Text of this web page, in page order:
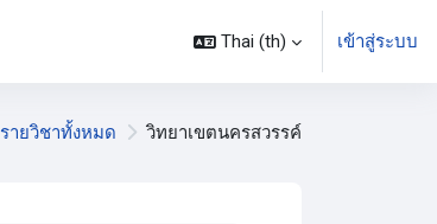
Thai ‎(th)‎ เข้าสู่ระบบ
รายวิชาทั้งหมด วิทยาเขตนครสวรรค์